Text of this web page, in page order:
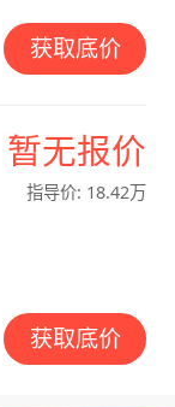
获取底价
暂无报价
指导价: 18.42万
获取底价